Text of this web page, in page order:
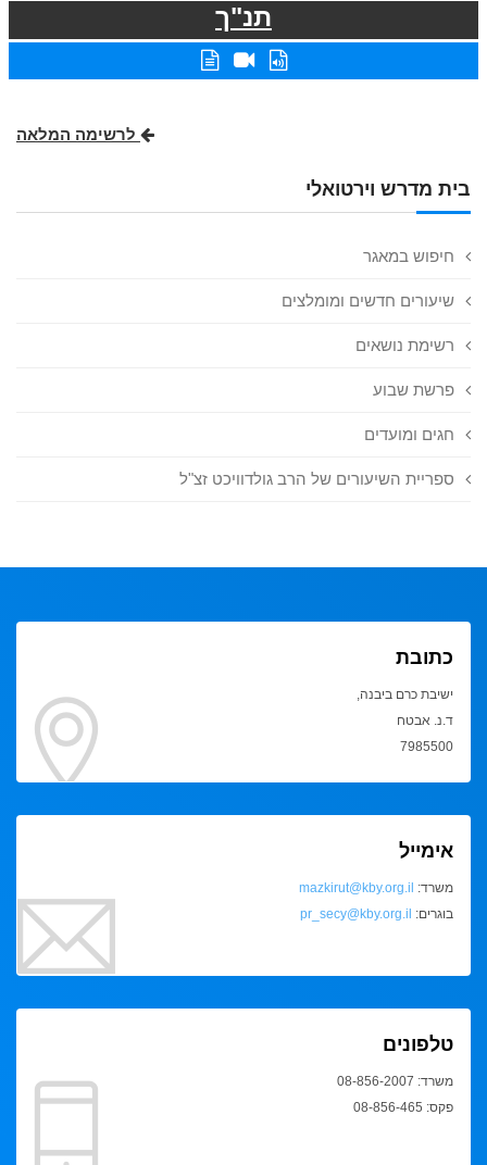
בית מדרש וירטואלי
חיפוש במאגר
שיעורים חדשים ומומלצים
רשימת נושאים
פרשת שבוע
חגים ומועדים
ספריית השיעורים של הרב גולדוויכט זצ"ל
תנ"ך
לרשימה המלאה
כתובת
ישיבת כרם ביבנה,
ד.נ. אבטח
7985500
אימייל
משרד: mazkirut@kby.org.il
בוגרים: pr_secy@kby.org.il
טלפונים
משרד: 08-856-2007
פקס: 08-856-465